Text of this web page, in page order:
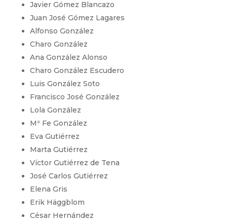
Javier Gómez Blancazo
Juan José Gómez Lagares
Alfonso González
Charo González
Ana González Alonso
Charo González Escudero
Luis González Soto
Francisco José González
Lola González
Mª Fe González
Eva Gutiérrez
Marta Gutiérrez
Víctor Gutiérrez de Tena
José Carlos Gutiérrez
Elena Gris
Erik Häggblom
César Hernández